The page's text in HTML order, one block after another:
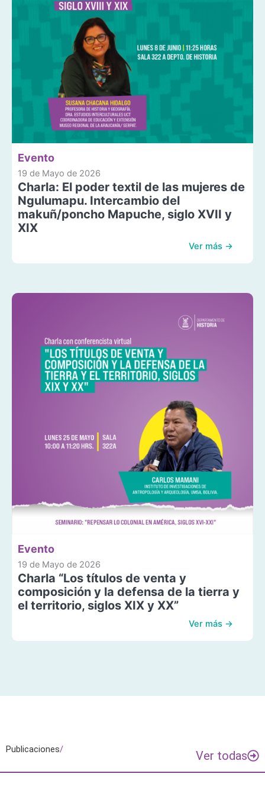
Evento
19 de Mayo de 2026
Charla: El poder textil de las mujeres de
Ngulumapu. Intercambio del
makuñ/poncho Mapuche, siglo XVII y
XIX
Ver más →
Evento
19 de Mayo de 2026
Charla “Los títulos de venta y
composición y la defensa de la tierra y
el territorio, siglos XIX y XX”
Ver más →
Publicaciones/ Ver todas